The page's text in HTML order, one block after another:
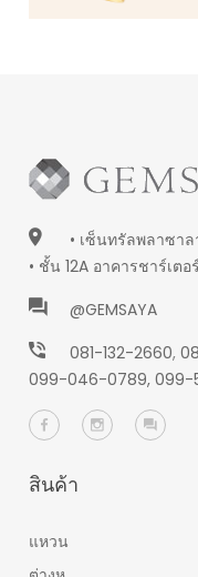
• เซ็นทรัลพลาซา
• ชั้น 12A อาคารชาร์เต
@GEMSAYA
081-132-2660,
099-046-0789,099-
สินค้า
แหวน